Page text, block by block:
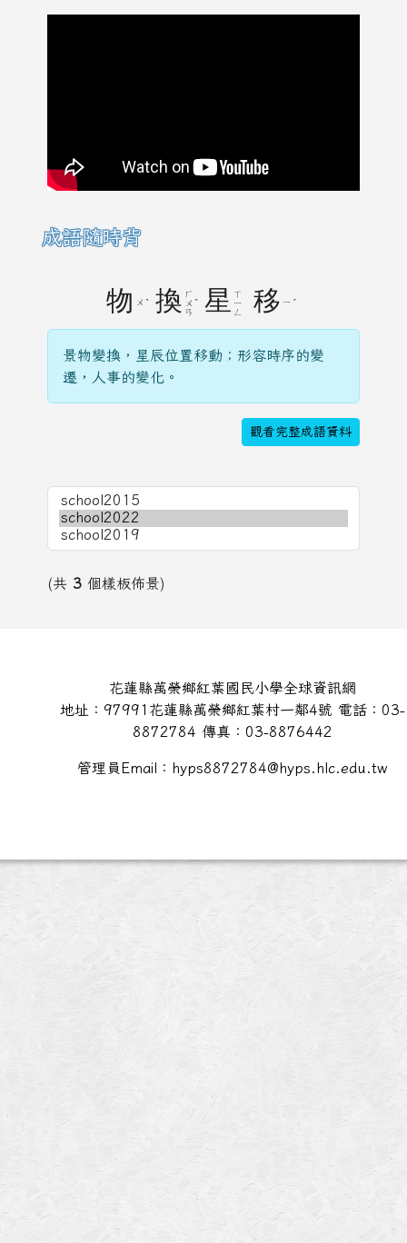
成語隨時背
物 ㄨ ˋ 換 ㄏ
ㄨ
ㄢ
ˋ 星 ㄒ
ㄧ
ㄥ
移 ㄧ ˊ
景物變換，星辰位置移動；形容時序的變
遷，人事的變化。
觀看完整成語資料
(共 3 個樣板佈景)
花蓮縣萬榮鄉紅葉國民小學全球資訊網
地址：97991花蓮縣萬榮鄉紅葉村一鄰4號 電話：03-
8872784 傳真：03-8876442
管理員Email：hyps8872784@hyps.hlc.edu.tw